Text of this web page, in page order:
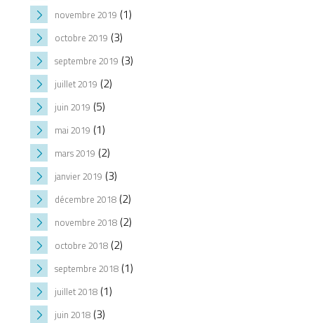
novembre 2019 (1)
octobre 2019 (3)
septembre 2019 (3)
juillet 2019 (2)
juin 2019 (5)
mai 2019 (1)
mars 2019 (2)
janvier 2019 (3)
décembre 2018(2)
novembre 2018(2)
octobre 2018(2)
septembre 2018(1)
juillet 2018(1)
juin 2018(3)